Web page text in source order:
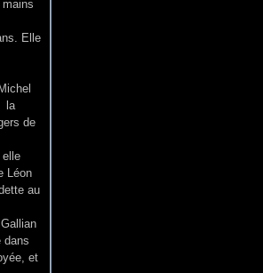
Elle
la
de
elle
Léon
au
dans
et